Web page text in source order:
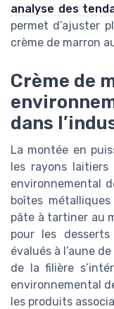
analyse des
permet d’ajuster
crème de marron
Crème de
dans
La montée en
les rayons laitiers
environnemental
boîtes
pâte à tartiner au
pour les
évalués à l’aune
de la filière
environnemental
les produits